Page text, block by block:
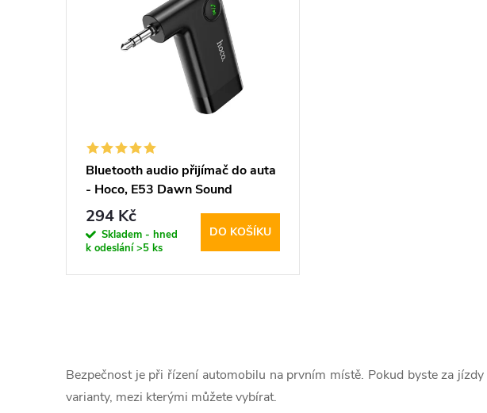
t
d
k
t
Bluetooth audio přijímač do auta
- Hoco, E53 Dawn Sound
294 Kč
Skladem - hned
k odeslání>5 ks
DO KOŠÍKU
v
l
Bezpečnost je při řízení automobilu na prvním místě. Pokud byste za
varianty, mezi kterými můžete vybírat.